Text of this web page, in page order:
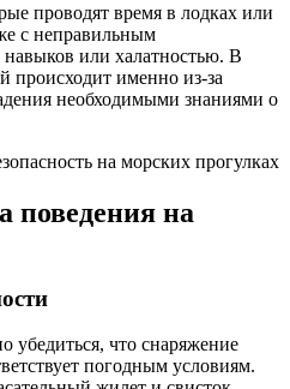
проводят время в лодках или
с неправильным
навыков или халатностью. В
происходит именно из-за
необходимыми знаниями о
поведения на
убедиться, что снаряжение
погодным условиям.